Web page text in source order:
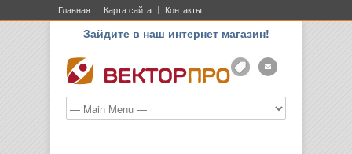
Главная Карта сайта Контакты
Зайдите в наш интернет магазин!